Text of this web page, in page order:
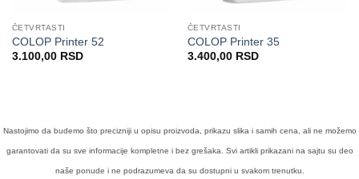
ČETVRTASTI
COLOP Printer 52
3.100,00 RSD
ČETVRTASTI
COLOP Printer 35
3.400,00 RSD
Nastojimo da budemo što precizniji u opisu proizvoda, prikazu slika i samih cena, ali ne možemo
garantovati da su sve informacije kompletne i bez grešaka. Svi artikli prikazani na sajtu su deo
naše ponude i ne podrazumeva da su dostupni u svakom trenutku.